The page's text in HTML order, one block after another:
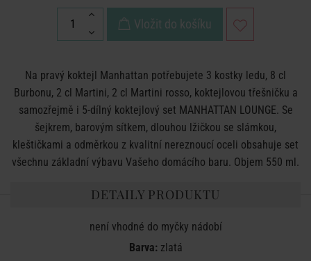
Vložit do košíku
Na pravý koktejl Manhattan potřebujete 3 kostky ledu, 8 cl
Burbonu, 2 cl Martini, 2 cl Martini rosso, koktejlovou třešničku a
samozřejmě i 5-dílný koktejlový set MANHATTAN LOUNGE. Se
šejkrem, barovým sítkem, dlouhou lžičkou se slámkou,
kleštičkami a odměrkou z kvalitní nereznoucí oceli obsahuje set
všechnu základní výbavu Vašeho domácího baru. Objem 550 ml.
DETAILY PRODUKTU
není vhodné do myčky nádobí
Barva:zlatá